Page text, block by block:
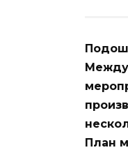
План